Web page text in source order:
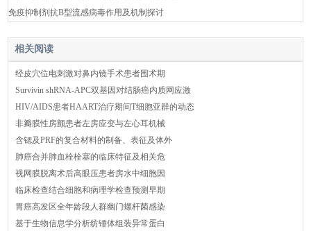
免疫抑制剂抗B型流感病毒作用及机制探讨
相关阅读
经皮穴位电刺激对鼻内镜手术患者围术期
Survivin shRNA-APC双基因对结肠癌内质网应激
HIV/AIDS患者HAART治疗期间T细胞亚群的动态
非瓣膜性房颤患者左房应变与左心耳机械
含锶及PRF的复合材料的制备、表征及体外
肺癌合并肺血栓栓塞的临床特征及相关危
视网膜脱离术后高眼压患者房水中细胞因
临床检查结合细胞和病理学检查预测早期
胃癌高发区全年龄段人群幽门螺杆菌感染
基于生物信息学分析纺锤体组装异常蛋白